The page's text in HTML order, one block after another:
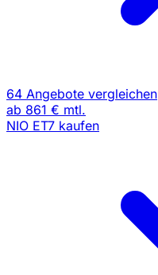
64 Angebote vergleichen
ab 861 € mtl.
NIO ET7 kaufen